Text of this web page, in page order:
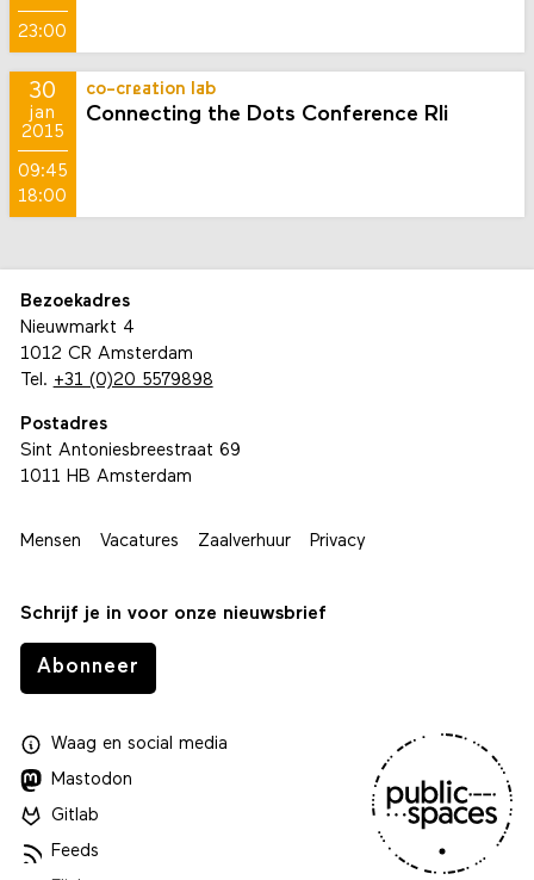
23:00
30
jan
2015
09:45
18:00
co-creation lab
Connecting the Dots Conference Rli
Bezoekadres
Nieuwmarkt 4
1012 CR Amsterdam
Tel. +31 (0)20 5579898
Postadres
Sint Antoniesbreestraat 69
1011 HB Amsterdam
Mensen Vacatures Zaalverhuur Privacy
Schrijf je in voor onze nieuwsbrief
Abonneer
Waagen social media
Mastodon
Gitlab
Feeds